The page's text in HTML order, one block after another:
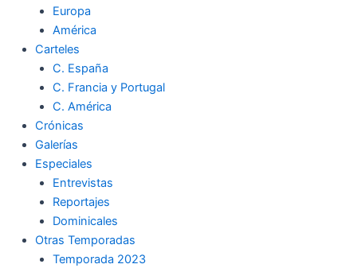
Europa
América
Carteles
C. España
C. Francia y Portugal
C. América
Crónicas
Galerías
Especiales
Entrevistas
Reportajes
Dominicales
Otras Temporadas
Temporada 2023